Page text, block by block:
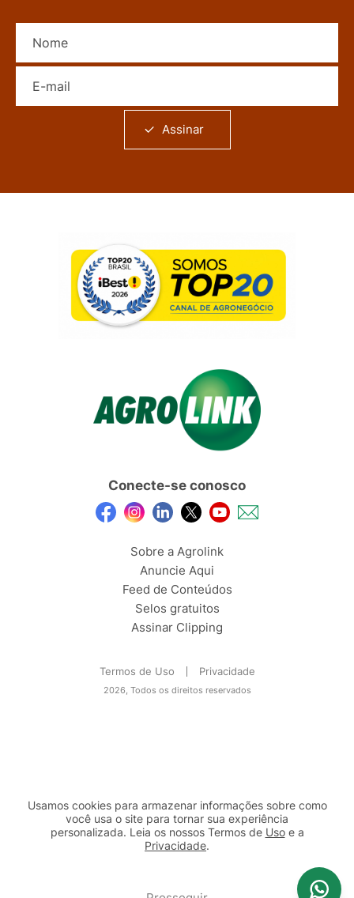
Assinar
Conecte-se conosco
Sobre a Agrolink
Anuncie Aqui
Feed de Conteúdos
Selos gratuitos
Assinar Clipping
Termos de Uso Privacidade
2026, Todos os direitos reservados
Usamos cookies para armazenar informações sobre como
você usa o site para tornar sua experiência
personalizada. Leia os nossos Termos de Usoe a
Privacidade.